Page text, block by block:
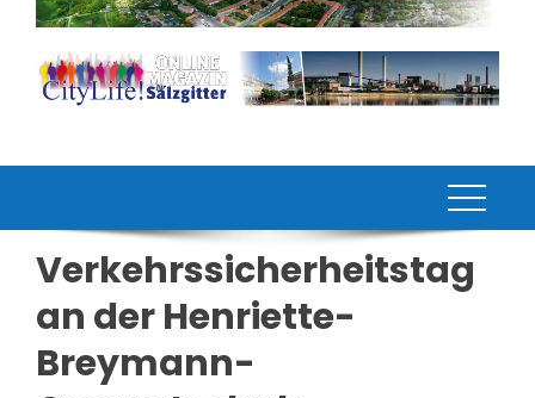
Verkehrssicherheitstag
an der Henriette-
Breymann-